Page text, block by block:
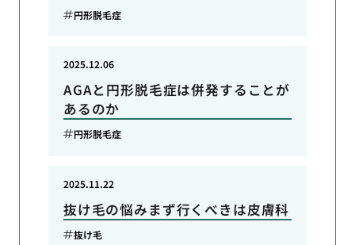
円形脱毛症
AGAと円形脱毛症は併発することが
あるのか
2025.12.06
円形脱毛症
抜け毛の悩みまず行くべきは皮膚科
2025.11.22
抜け毛